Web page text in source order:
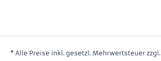
* Alle Preise inkl. gesetzl. Mehrwertsteuer zzgl.